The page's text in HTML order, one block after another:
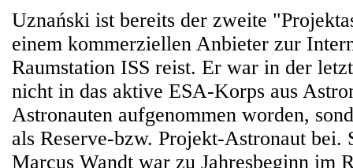
Uznański ist bereits der zweite
einem kommerziellen Anbieter zur
Raumstation ISS reist. Er war in der
nicht in das aktive ESA-Korps aus
Astronauten aufgenommen worden,
als Reserve-bzw. Projekt-Astronaut bei.
Marcus Wandt war zu Jahresbeginn im